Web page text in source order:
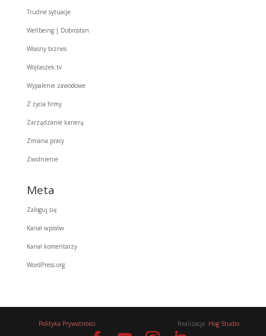
Trudne sytuacje
Wellbeing | Dobrostan
Własny biznes
Wojtaszek.tv
Wypalenie zawodowe
Z życia firmy
Zarządzanie karierą
Zmiana pracy
Zwolnienie
Meta
Zaloguj się
Kanał wpisów
Kanał komentarzy
WordPress.org
Polityka Prywatności Realizacja: Hog Studio